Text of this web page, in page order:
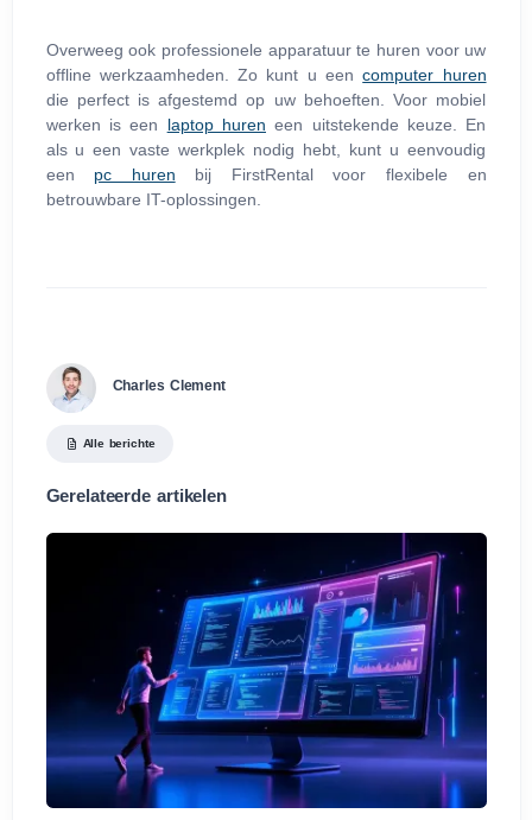
Overweeg ook professionele apparatuur te huren voor uw
offline werkzaamheden. Zo kunt u eencomputer huren
die perfect is afgestemd op uw behoeften. Voor mobiel
werken is een laptop huren een uitstekende keuze. En
als u een vaste werkplek nodig hebt, kunt u eenvoudig
een pc huren bij FirstRental voor flexibele en
betrouwbare IT-oplossingen.
Charles Clement
Alle berichte
Gerelateerde artikelen